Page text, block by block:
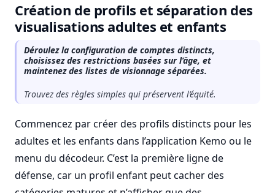
Création de profils et séparation des
visualisations adultes et enfants
Déroulez la configuration de comptes distincts,
choisissez des restrictions basées sur l’âge, et
maintenez des listes de visionnage séparées.
Trouvez des règles simples qui préservent l’équité.
Commencez par créer des profils distincts pour les
adultes et les enfants dans l’application Kemo ou le
menu du décodeur. C’est la première ligne de
défense, car un profil enfant peut cacher des